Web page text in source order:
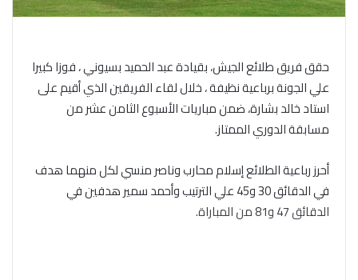
حقق فريق طلائع الجيش، بقيادة عبد الحميد بسيوني ، فوزا كبيرا
علي الجونة برباعية نظيفة ، خلال لقاء الفريقين الذي أقيم على
استاد خالد بشارة، ضمن مباريات الأسبوع الثامن عشر من
مسابقة الدوري الممتاز.
أحرز رباعية الطلائع إسلام محارب وناصر منسي لكل منهما هدف
في الدقائق 30 و45 علي الترتيب وأحمد سمير هدفين في
الدقائق 47 و81 من المباراة.